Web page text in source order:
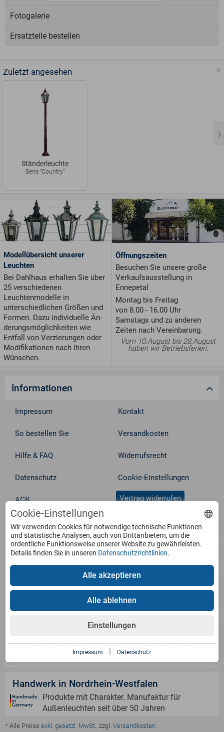
Fotogalerie
Ersatzteile bestellen
Zuletzt angesehen
Ständerleuchte
Serie "Country"
Modellübersicht unserer
Leuchten
Bei Dahlhaus erhalten Sie über
25 verschiedenen
Leuchtenmodelle in
unterschiedlichen Größen und
For­men. Dazu individuelle Än­
de­rungs­möglichkeiten wie
Entfall von Ver­zie­run­gen oder
Modifikationen nach Ihren
Wünschen.
Öffnungszeiten
Besuchen Sie unsere große
Verkaufsausstellung in
Ennepetal
Montag bis Freitag
von 8.00 - 16.00 Uhr
Samstags und zu anderen
Zeiten nach Vereinbarung.
Vom 10.August bis 28.August
haben wir Betriebsferien.
Informationen
Impressum Kontakt
So bestellen Sie Versandkosten
Hilfe & FAQ Widerrufsrecht
Datenschutz Cookie-Einstellungen
AGB Vertrag widerrufen
Service
Produkte
Zahlungsarten
Handwerk in Nordrhein-Westfalen
Produkte mit Charakter. Manufaktur für
Außenleuchten seit über 50 Jahren
* Alle Preise exkl. gesetzl. MwSt., zzgl. Versandkosten.
Cookie-Einstellungen
Wir verwenden Cookies für notwendige technische Funktionen
und statistische Analysen, auch von Drittanbietern, um die
ordentliche Funktionsweise unserer Website zu gewährleisten.
Details finden Sie in unseren Datenschutzrichtlinien.
Einstellungen
Alle ablehnen
Alle akzeptieren
Impressum | Datenschutz